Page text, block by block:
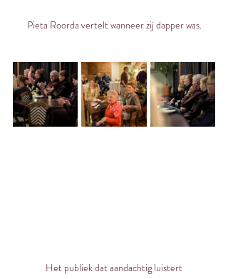
Pieta Roorda vertelt wanneer zij dapper was.
Het publiek dat aandachtig luistert